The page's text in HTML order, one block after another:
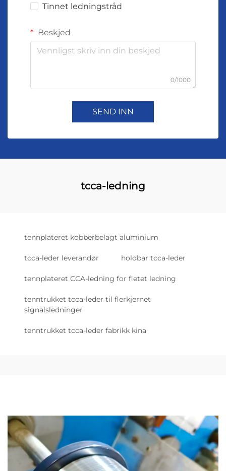
Tinnet ledningstråd
Beskjed
0/1000
SEND INN
tcca-ledning
tennplateret kobberbelagt aluminium
tcca-leder leverandør holdbar tcca-leder
tennplateret CCA-ledning for fletet ledning
tenntrukket tcca-leder til flerkjernet
signalsledninger
tenntrukket tcca-leder fabrikk kina